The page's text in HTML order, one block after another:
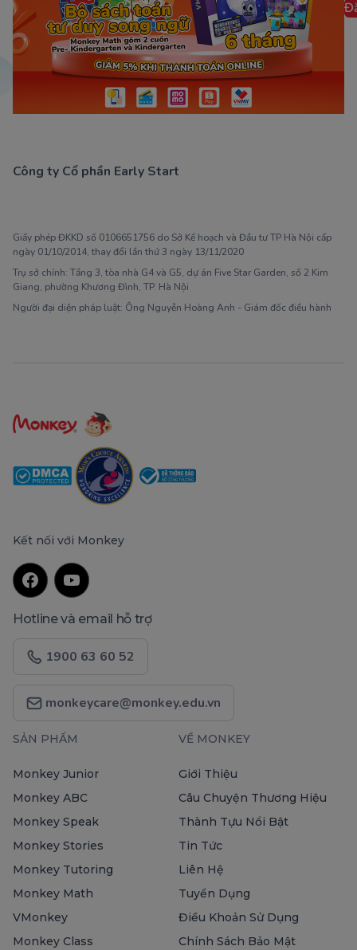
Công ty Cổ phần Early Start
Giấy phép ĐKKD số 0106651756 do Sở Kế hoạch và Đầu tư TP Hà Nội cấp
ngày 01/10/2014, thay đổi lần thứ 3 ngày 13/11/2020
Trụ sở chính: Tầng 3, tòa nhà G4 và G5, dự án Five Star Garden, số 2 Kim
Giang, phường Khương Đình, TP. Hà Nội
Người đại diện pháp luật: Ông Nguyễn Hoàng Anh - Giám đốc điều hành
Kết nối với Monkey
Hotline và email hỗ trợ
1900 63 60 52
monkeycare@monkey.edu.vn
SẢN PHẨM
Monkey Junior
Monkey ABC
Monkey Speak
Monkey Stories
Monkey Tutoring
Monkey Math
VMonkey
Monkey Class
VỀ MONKEY
Giới Thiệu
Câu Chuyện Thương Hiệu
Thành Tựu Nổi Bật
Tin Tức
Liên Hệ
Tuyển Dụng
Điều Khoản Sử Dụng
Chính Sách Bảo Mật